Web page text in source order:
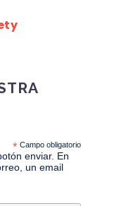
*Campo obligatorio
enviar. En
un email